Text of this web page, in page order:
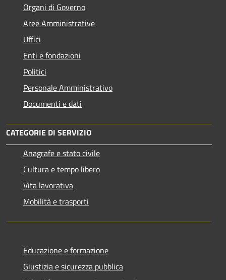
Organi di Governo
Aree Amministrative
Uffici
Enti e fondazioni
Politici
Personale Amministrativo
Documenti e dati
CATEGORIE DI SERVIZIO
Anagrafe e stato civile
Cultura e tempo libero
Vita lavorativa
Mobilità e trasporti
Educazione e formazione
Giustizia e sicurezza pubblica